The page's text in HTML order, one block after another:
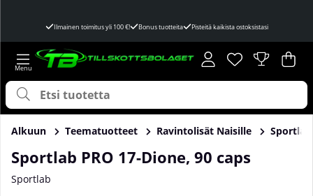
Ilmainen toimitus yli 100 €! Bonus tuotteita Pisteitä kaikista ostoksistasi
Toivelista
Lukumäärä
. .
Alkuun Teematuotteet Ravintolisät Naisille Sportlab
Sportlab PRO 17-Dione, 90 caps
Sportlab